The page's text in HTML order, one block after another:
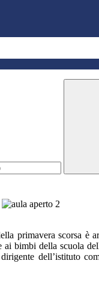
primavera scorsa
ai bimbi della scuola
dirigente dell’istituto